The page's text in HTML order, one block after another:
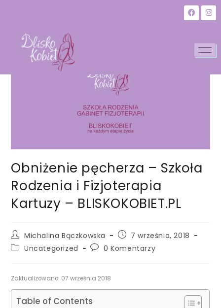
Obniżenie pęcherza – Szkoła
Rodzenia i Fizjoterapia
Kartuzy – BLISKOKOBIET.PL
Michalina Bączkowska
7 września, 2018
Uncategorized
0 Komentarzy
Zaktualizowano: 07 września 2018
Table of Contents